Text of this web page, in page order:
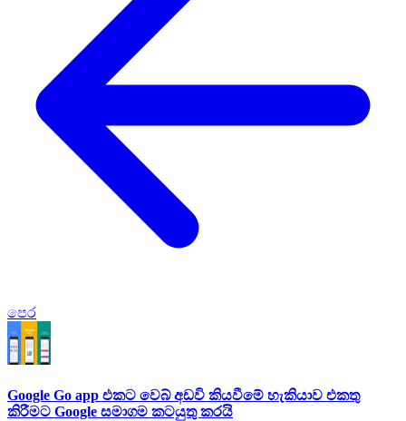
පෙර
Google Go app එකට වෙබ් අඩවි කියවීමේ හැකියාව එකතු
කිරීමට Google සමාගම කටයුතු කරයි